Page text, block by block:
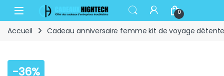
Skip to navigation
Skip to content
Open 0
Accueil Cadeau anniversaire femme kit de voyage
-36%